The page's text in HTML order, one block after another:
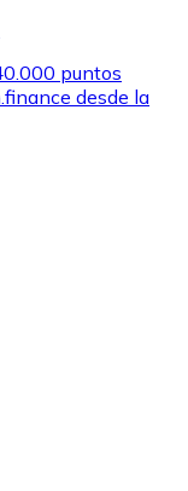
puntos
desde la